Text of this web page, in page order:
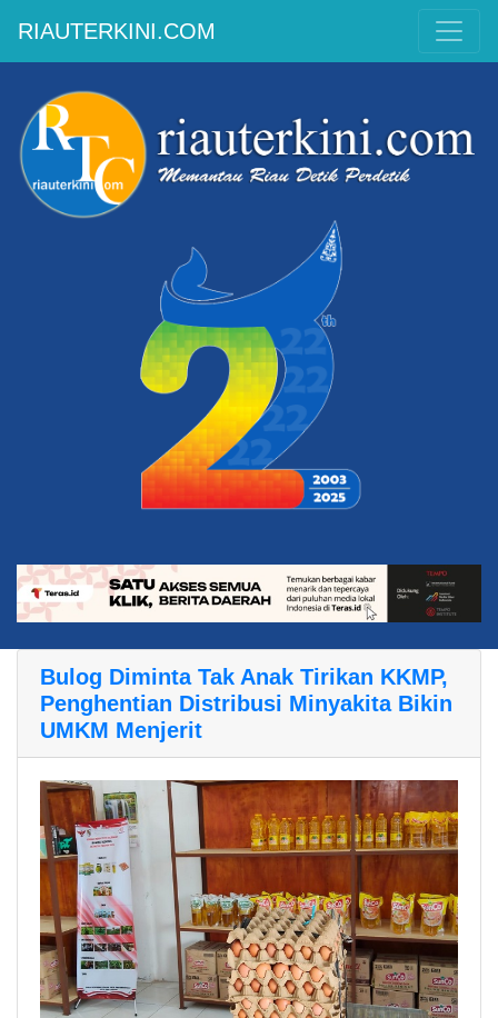
RIAUTERKINI.COM
Bulog Diminta Tak Anak Tirikan KKMP,
Penghentian Distribusi Minyakita Bikin
UMKM Menjerit